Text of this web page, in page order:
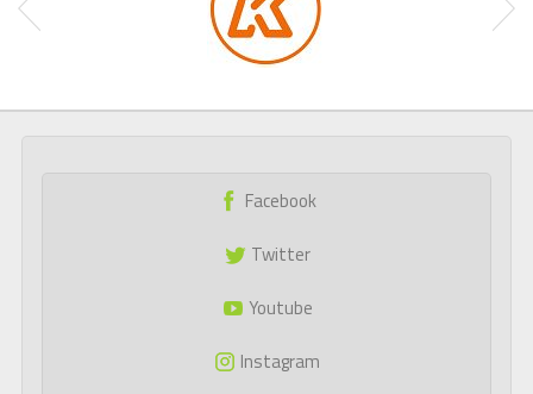
Facebook
Twitter
Youtube
Instagram